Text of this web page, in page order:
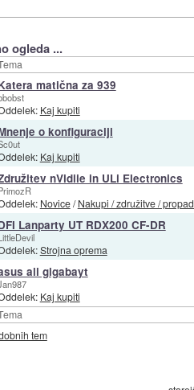
ogleda ...
matična za 939
Kaj kupiti
o konfiguraciji
Kaj kupiti
nVidiie in ULi Electronics
Novice/Nakupi / združitve /
Lanparty UT RDX200 CF-DR
Strojna oprema
ali gigabayt
Kaj kupiti
tem